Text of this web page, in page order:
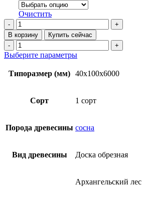
Очистить
Количество
товара
Доска
обрезная
40х100х6000
1
В корзину Купить сейчас
Количество
товара
Доска
обрезная
40х100х6000
из
сосны
Выберите параметрыЭтот
имеет
Опции
на
Типоразмер (мм) 40x100x6000
Сорт 1 сорт
Порода древесины сосна
Вид древесины Доска обрезная
Архангельский лес